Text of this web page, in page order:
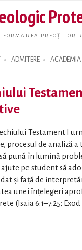
FORMAREA
ADMITERE ACADEMIA
Testament I
procesul de analiză
pună în lumină
pe student să
și față de
unei înțelegeri
(Isaia 6:1–7:25; Exod